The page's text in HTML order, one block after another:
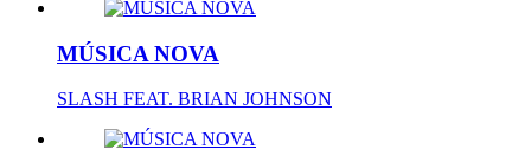
MÚSICA NOVA
SLASH FEAT. BRIAN JOHNSON